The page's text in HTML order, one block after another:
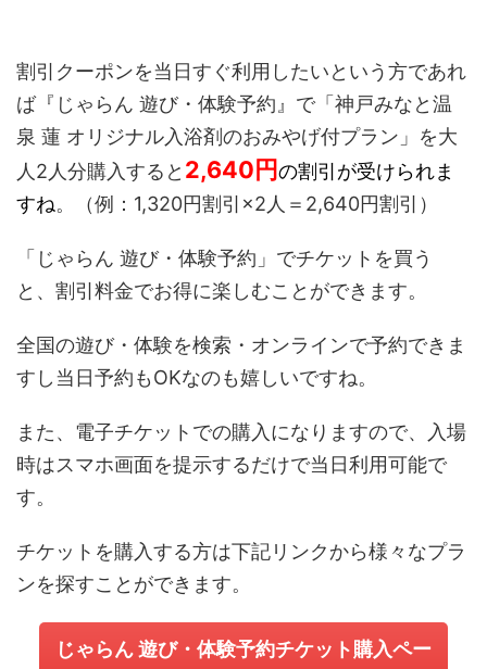
割引クーポンを当日すぐ利用したいという方であれ
ば『じゃらん 遊び・体験予約』で「神戸みなと温
泉 蓮 オリジナル入浴剤のおみやげ付プラン」を大
人2人分購入すると 2,640円の割引が受けられま
すね。（例：1,320円割引×2人＝2,640円割引）
「じゃらん 遊び・体験予約」でチケットを買う
と、割引料金でお得に楽しむことができます。
全国の遊び・体験を検索・オンラインで予約できま
すし当日予約もOKなのも嬉しいですね。
また、電子チケットでの購入になりますので、入場
時はスマホ画面を提示するだけで当日利用可能で
す。
チケットを購入する方は下記リンクから様々なプラ
ンを探すことができます。
じゃらん 遊び・体験予約チケット購入ペー